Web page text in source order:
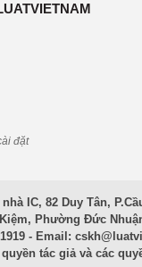
đặt
IC, 82 Duy Tân,
Phường Đức
- Email:
tác giả và các